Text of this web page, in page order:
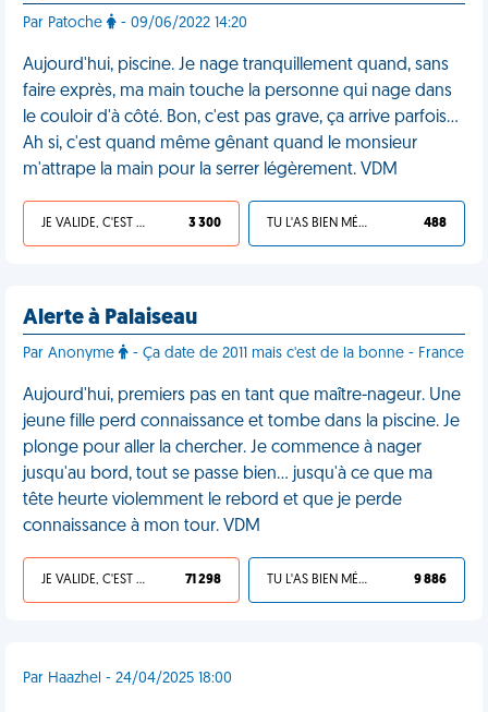
Par Patoche - 09/06/2022 14:20
Aujourd'hui, piscine. Je nage tranquillement quand, sans
faire exprès, ma main touche la personne qui nage dans
le couloir d'à côté. Bon, c'est pas grave, ça arrive parfois…
Ah si, c'est quand même gênant quand le monsieur
m'attrape la main pour la serrer légèrement. VDM
JE VALIDE, C'EST UNE VDM 3 300 TU L'AS BIEN MÉRITÉ 488
Alerte à Palaiseau
Par Anonyme - Ça date de 2011 mais c'est de la bonne - France
Aujourd'hui, premiers pas en tant que maître-nageur. Une
jeune fille perd connaissance et tombe dans la piscine. Je
plonge pour aller la chercher. Je commence à nager
jusqu'au bord, tout se passe bien… jusqu'à ce que ma
tête heurte violemment le rebord et que je perde
connaissance à mon tour. VDM
JE VALIDE, C'EST UNE VDM 71 298 TU L'AS BIEN MÉRITÉ 9 886
Par Haazhel - 24/04/2025 18:00